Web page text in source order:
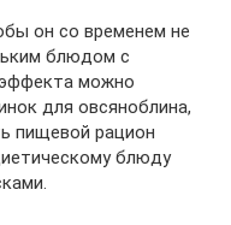
он со временем не
блюдом с
можно
для овсяноблина,
пищевой рацион
блюду